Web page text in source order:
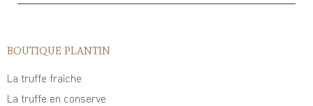
BOUTIQUE PLANTIN
La truffe fraîche
La truffe en conserve